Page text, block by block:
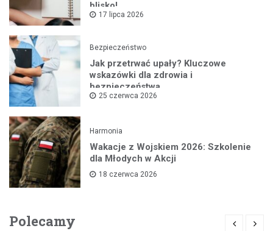
blisko!
17 lipca 2026
Bezpieczeństwo
Jak przetrwać upały? Kluczowe
wskazówki dla zdrowia i
bezpieczeństwa
25 czerwca 2026
Harmonia
Wakacje z Wojskiem 2026: Szkolenie
dla Młodych w Akcji
18 czerwca 2026
Polecamy